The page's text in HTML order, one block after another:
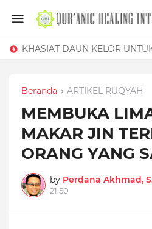
TEKHNIK MEMBAKAR JIN
Beranda ARTIKEL RUQYAH
MEMBUKA
MAKAR JIN
ORANG YANG
by Perdana Akhmad,
21.50